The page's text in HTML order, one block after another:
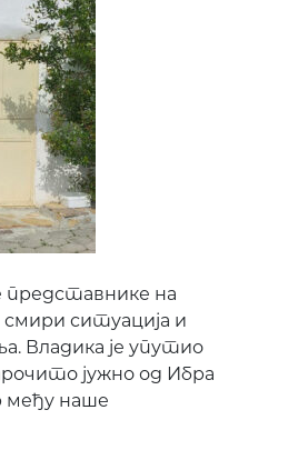
представнике на
смири ситуација и
Владика је упутио
јужно од Ибра
међу наше